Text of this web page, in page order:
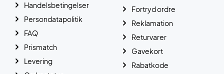
Handelsbetingelser
Persondatapolitik
FAQ
Prismatch
Levering
Fortryd ordre
Reklamation
Returvarer
Gavekort
Rabatkode